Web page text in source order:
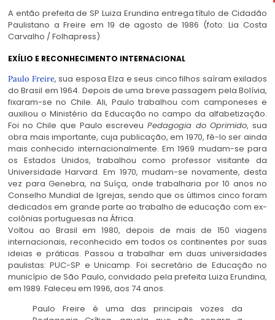
A então prefeita de SP Luiza Erundina entrega título de Cidadão
Paulistano a Freire em 19 de agosto de 1986 (foto: Lia Costa
Carvalho / Folhapress)
EXÍLIO E RECONHECIMENTO INTERNACIONAL
Paulo Freire, sua esposa Elza e seus cinco filhos saíram exilados
do Brasil em 1964. Depois de uma breve passagem pela Bolívia,
fixaram-se no Chile. Ali, Paulo trabalhou com camponeses e
auxiliou o Ministério da Educação no campo da alfabetização.
Foi no Chile que Paulo escreveu Pedagogia do Oprimido, sua
obra mais importante, cuja publicação, em 1970, fê-lo ser ainda
mais conhecido internacionalmente. Em 1969 mudam-se para
os Estados Unidos, trabalhou como professor visitante da
Universidade Harvard. Em 1970, mudam-se novamente, desta
vez para Genebra, na Suíça, onde trabalharia por 10 anos no
Conselho Mundial de Igrejas, sendo que os últimos cinco foram
dedicados em grande parte ao trabalho de educação com ex-
colônias portuguesas na África.
Voltou ao Brasil em 1980, depois de mais de 150 viagens
internacionais, reconhecido em todos os continentes por suas
ideias e práticas. Passou a trabalhar em duas universidades
paulistas: PUC-SP e Unicamp. Foi secretário de Educação no
município de São Paulo, convidado pela prefeita Luiza Erundina,
em 1989. Faleceu em 1996, aos 74 anos.
Paulo Freire é uma das principais vozes da